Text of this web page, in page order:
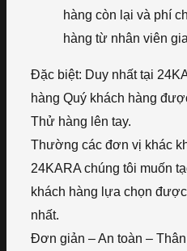
hàng còn lại và phí
hàng từ nhân viên
Đặc biệt: Duy nhất tại
hàng Quý khách hàng
Thử hàng lên tay.
Thường các đơn vị khác
24KARA chúng tôi muốn
khách hàng lựa chọn
nhất.
Đơn giản – An toàn –